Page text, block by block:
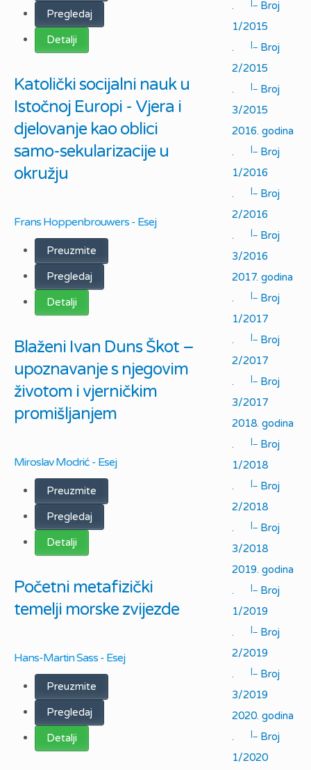
Pregledaj
Detalji
Katolički socijalni nauk u
Istočnoj Europi - Vjera i
djelovanje kao oblici
samo-sekularizacije u
okružju
Frans Hoppenbrouwers - Esej
Preuzmite
Pregledaj
Detalji
Blaženi Ivan Duns Škot –
upoznavanje s njegovim
životom i vjerničkim
promišljanjem
Miroslav Modrić - Esej
Preuzmite
Pregledaj
Detalji
Početni metafizički
temelji morske zvijezde
Hans-Martin Sass - Esej
Preuzmite
Pregledaj
Detalji
.
Broj
1/2015
.
|_ Broj
2/2015
.
|_ Broj
3/2015
2016. godina
.
|_ Broj
1/2016
.
|_ Broj
2/2016
.
|_ Broj
3/2016
2017. godina
.
|_ Broj
1/2017
.
|_ Broj
2/2017
.
|_ Broj
3/2017
2018. godina
.
|_ Broj
1/2018
.
|_ Broj
2/2018
.
|_ Broj
3/2018
2019. godina
.
|_ Broj
1/2019
.
|_ Broj
2/2019
.
|_ Broj
3/2019
2020. godina
.
|_ Broj
1/2020